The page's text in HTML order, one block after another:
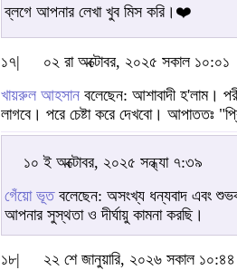
ব্লগে আপনার লেখা খুব মিস করি।❤️
১৭|
০২ রা অক্টোবর, ২০২৫ সকাল ১০:০১
খায়রুল আহসান বলেছেন: আশাবাদী হ'লাম।
লাগবে। পরে চেষ্টা করে দেখবো। আপাততঃ
১০ ই অক্টোবর, ২০২৫ সন্ধ্যা ৭:৩৯
গেঁয়ো ভূতবলেছেন: অসংখ্য ধন্যবাদ এবং
আপনার সুস্থতা ও দীর্ঘায়ু কামনা করছি।
১৮|
২২ শে জানুয়ারি, ২০২৬ সকাল ১০:৪৪